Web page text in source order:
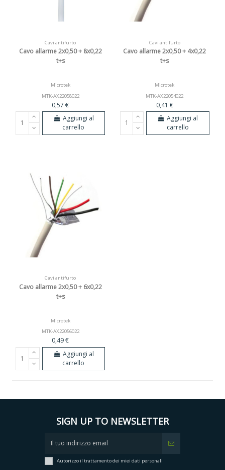
Cavi antifurto
Cavo allarme 2x0,50 + 8x0,22
t+s
Microtek
MTK-AX22058022
0,57 €
Aggiungi al
carrello
Cavi antifurto
Cavo allarme 2x0,50 + 4x0,22
t+s
Microtek
MTK-AX22054022
0,41 €
Aggiungi al
carrello
Cavi antifurto
Cavo allarme 2x0,50 + 6x0,22
t+s
Microtek
MTK-AX22056022
0,49 €
Aggiungi al
carrello
SIGN UP TO NEWSLETTER
Autorizzo il trattamento dei miei dati personali